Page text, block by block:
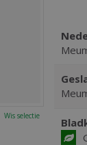
Wis selectie